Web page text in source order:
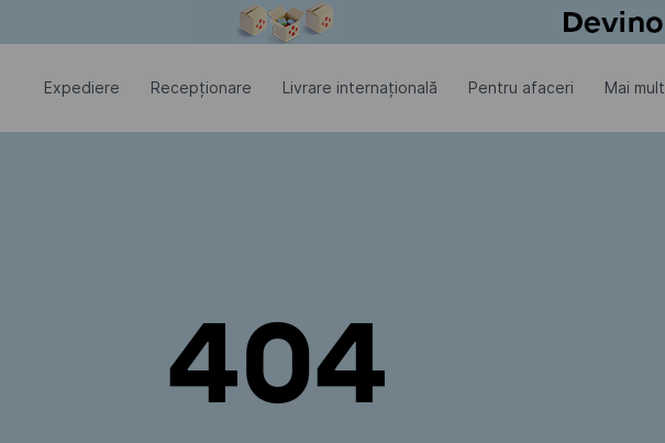
Expediere Recepționare Livrare internațională Pentru afaceri Mai mult
404
Fereastra modală este deschisă